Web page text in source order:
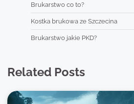
Brukarstwo co to?
Kostka brukowa ze Szczecina
Brukarstwo jakie PKD?
Related Posts